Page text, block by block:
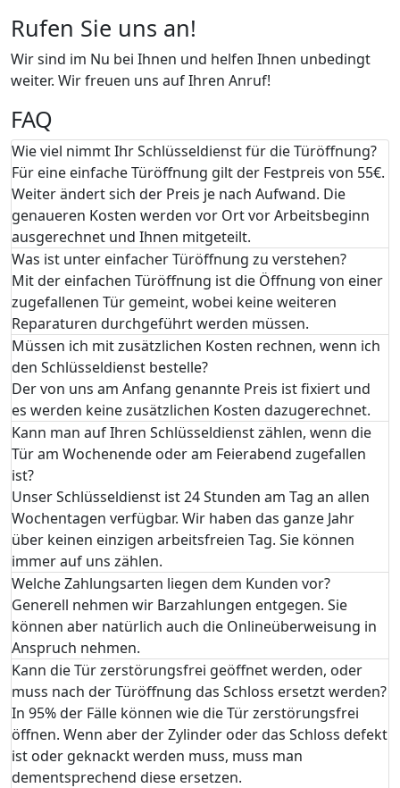
Rufen Sie uns an!
Wir sind im Nu bei Ihnen und helfen Ihnen unbedingt
weiter. Wir freuen uns auf Ihren Anruf!
FAQ
Wie viel nimmt Ihr Schlüsseldienst für die Türöffnung?
Für eine einfache Türöffnung gilt der Festpreis von 55€.
Weiter ändert sich der Preis je nach Aufwand. Die
genaueren Kosten werden vor Ort vor Arbeitsbeginn
ausgerechnet und Ihnen mitgeteilt.
Was ist unter einfacher Türöffnung zu verstehen?
Mit der einfachen Türöffnung ist die Öffnung von einer
zugefallenen Tür gemeint, wobei keine weiteren
Reparaturen durchgeführt werden müssen.
Müssen ich mit zusätzlichen Kosten rechnen, wenn ich
den Schlüsseldienst bestelle?
Der von uns am Anfang genannte Preis ist fixiert und
es werden keine zusätzlichen Kosten dazugerechnet.
Kann man auf Ihren Schlüsseldienst zählen, wenn die
Tür am Wochenende oder am Feierabend zugefallen
ist?
Unser Schlüsseldienst ist 24 Stunden am Tag an allen
Wochentagen verfügbar. Wir haben das ganze Jahr
über keinen einzigen arbeitsfreien Tag. Sie können
immer auf uns zählen.
Welche Zahlungsarten liegen dem Kunden vor?
Generell nehmen wir Barzahlungen entgegen. Sie
können aber natürlich auch die Onlineüberweisung in
Anspruch nehmen.
Kann die Tür zerstörungsfrei geöffnet werden, oder
muss nach der Türöffnung das Schloss ersetzt werden?
In 95% der Fälle können wie die Tür zerstörungsfrei
öffnen. Wenn aber der Zylinder oder das Schloss defekt
ist oder geknackt werden muss, muss man
dementsprechend diese ersetzen.